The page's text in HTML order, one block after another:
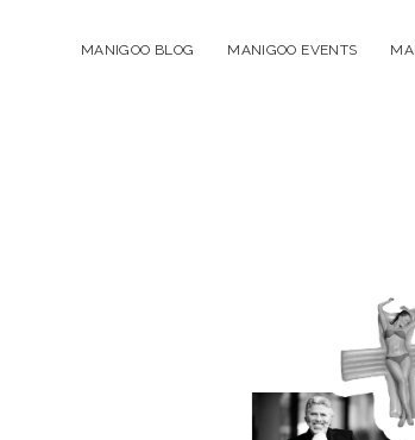
MANIGOO BLOG MANIGOO EVENTS